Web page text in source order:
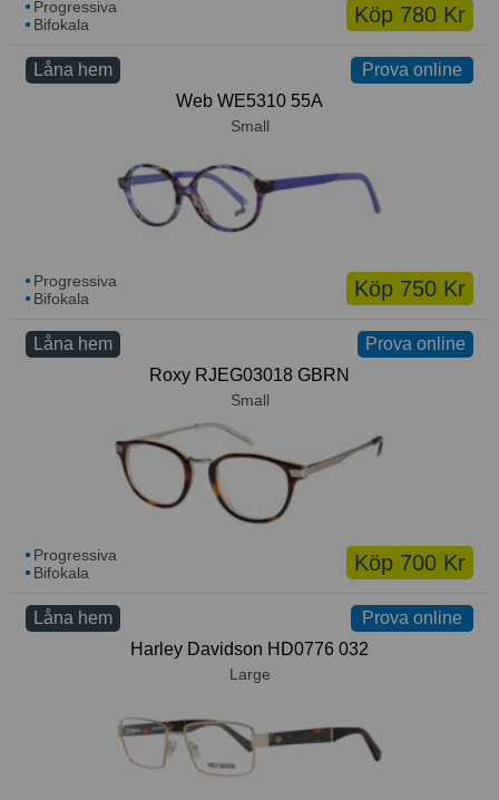
Köp 780 Kr
Progressiva
Bifokala
Prova online
Prova online
Låna hem
Web WE5310 55A
Small
Köp 750 Kr
Progressiva
Bifokala
Prova online
Låna hem
Roxy RJEG03018 GBRN
Small
Köp 700 Kr
Progressiva
Bifokala
Prova online
Prova online
Låna hem
Harley Davidson HD0776 032
Large